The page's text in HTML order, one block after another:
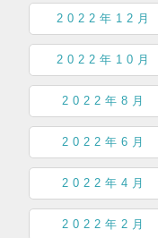
2022年12月
2022年10月
2022年8月
2022年6月
2022年4月
2022年2月